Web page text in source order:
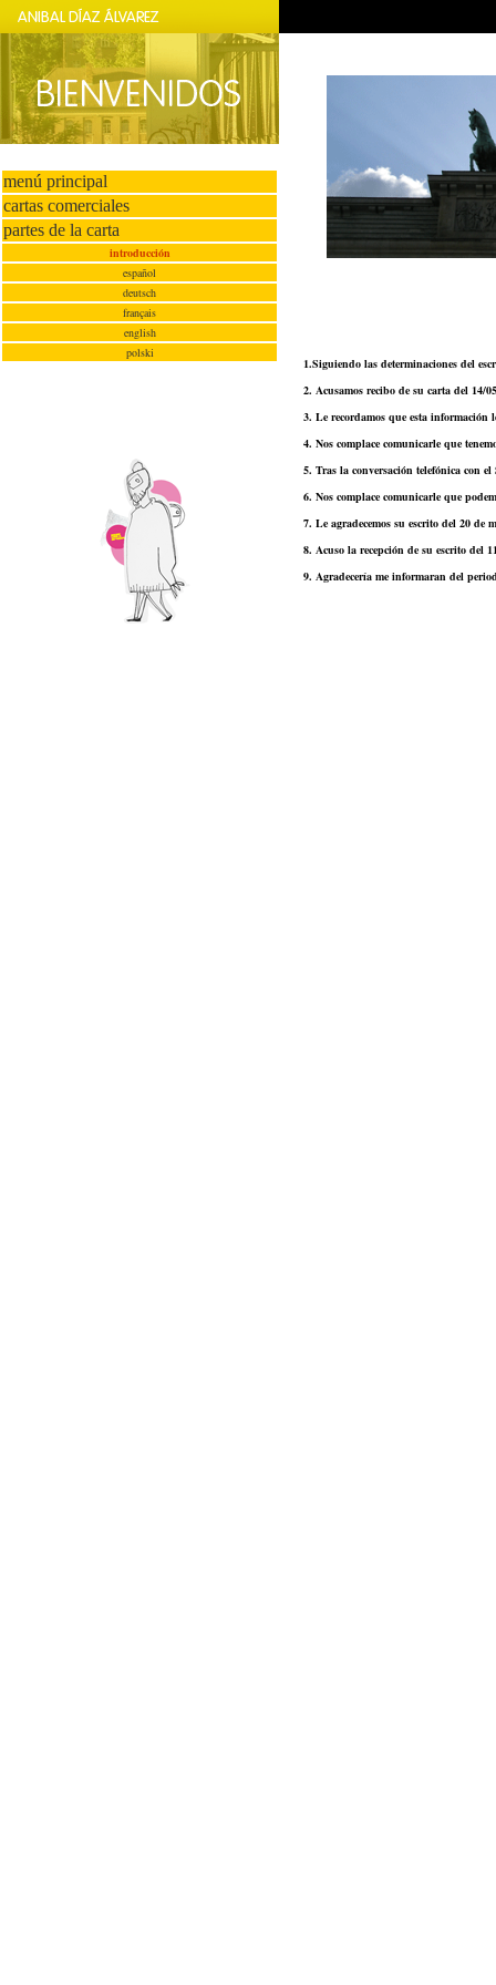
1.Siguiendo las determinaciones del
2. Acusamos recibo de su carta del 14/
3. Le recordamos que esta
4. Nos complace comunicarle que
5. Tras la conversación telefónica con
6. Nos complace comunicarle que
7. Le agradecemos su escrito del 20 de
8. Acuso la recepción de su escrito del
9. Agradecería me informaran del
menú principal
cartas comerciales
partes de la carta
introducción
español
deutsch
français
english
polski